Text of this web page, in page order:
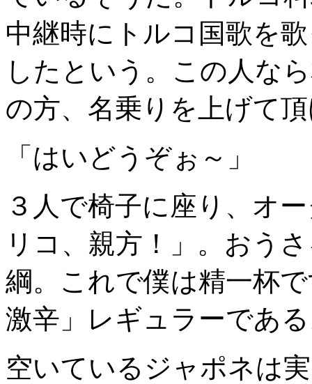
中継時にトルコ国歌を
したという。この人な
の方、名乗りを上げて
「はいどうぞぉ～」
３人で椅子に座り、オ
リコ、親方！」。おう
綱。これで僕は精一杯
激辛」レギュラーであ
空いているジャポネは